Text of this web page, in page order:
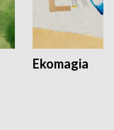
Ekomagia